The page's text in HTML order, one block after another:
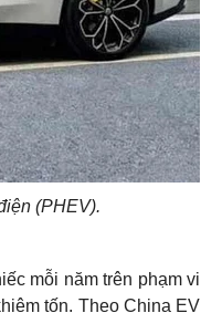
(PHEV).
mỗi năm trên phạm vi
tốn. Theo China EV